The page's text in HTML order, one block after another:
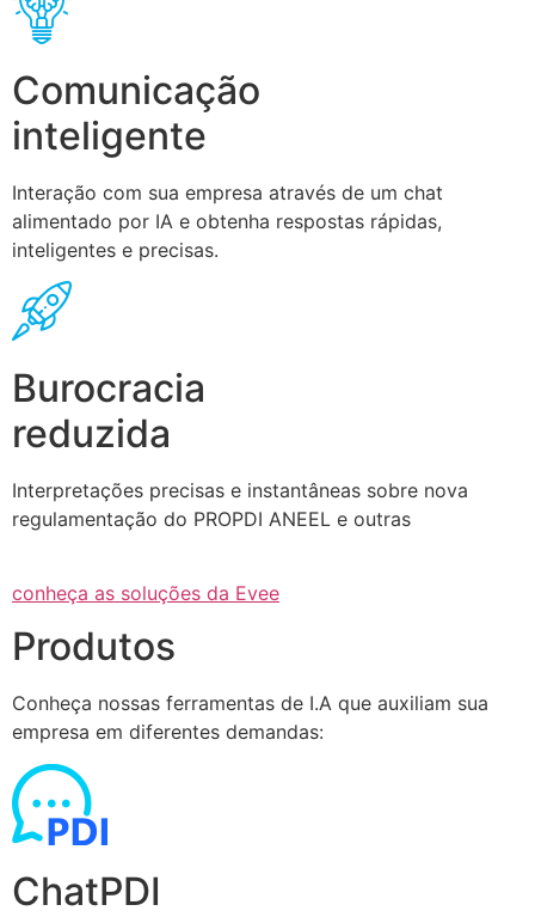
Comunicação
inteligente
Interação com sua empresa através de um chat
alimentado por IA e obtenha respostas rápidas,
inteligentes e precisas.
Burocracia
reduzida
Interpretações precisas e instantâneas sobre nova
regulamentação do PROPDI ANEEL e outras
conheça as soluções da Evee
Produtos
Conheça nossas ferramentas de I.A que auxiliam sua
empresa em diferentes demandas:
ChatPDI